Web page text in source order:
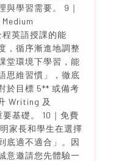
與學習需要。 9｜
英語授課的能
，循序漸進地調整
堂環境下學習，能
思維習慣」，徹底
於目標 5** 或備考
Writing 及
基礎。 10｜免費
家長和學生在選擇
底適不適合」。因
意邀請您先體驗一